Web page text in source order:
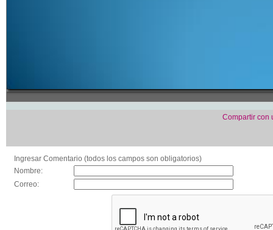
Compartir con
Ingresar Comentario (todos los campos son obligatorios)
Nombre:
Correo: